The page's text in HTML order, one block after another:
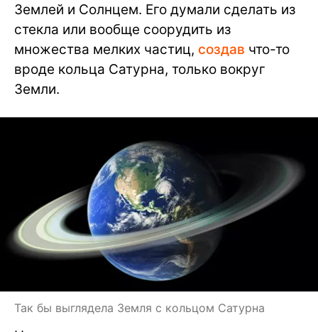
Землей и Солнцем. Его думали сделать из
стекла или вообще соорудить из
множества мелких частиц, создав что-то
вроде кольца Сатурна, только вокруг
Земли.
Так бы выглядела Земля с кольцом Сатурна